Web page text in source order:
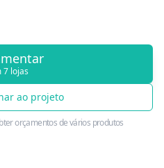
7 lojas
ao projeto
orçamentos de vários produtos